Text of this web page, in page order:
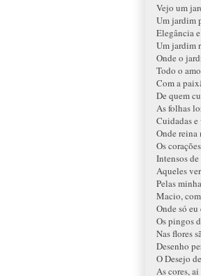
Vejo um
Um jardim
Elegância
Um jardim
Onde o
Todo o
Com a
De quem
As folhas
Cuidadas
Onde
Os
Intensos
Aqueles
Pelas
Macio,
Onde só
Os pingos
Nas flores
Desenho
O Desejo
As cores, ai